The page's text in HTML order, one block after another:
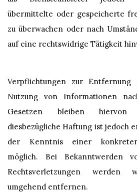
übermittelte oder gespeicherte
zu überwachen oder nach
auf eine rechtswidrige Tätigkeit
Verpflichtungen zur
Nutzung von Informationen
Gesetzen bleiben hiervon
diesbezügliche Haftung ist jedoch
der Kenntnis einer konkreten
möglich. Bei Bekanntwerden
Rechtsverletzungen
umgehend entfernen.